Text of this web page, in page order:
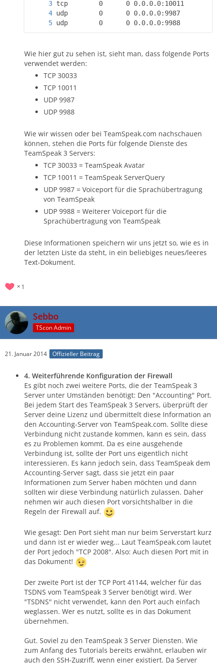
udp        0      0 0.0.0.0:9988
Wie hier gut zu sehen ist, sieht man, dass folgende Ports
verwendet werden:
TCP 30033
TCP 10011
UDP 9987
UDP 9988
Wie wir wissen oder bei TeamSpeak.com nachschauen
können, stehen die Ports für folgende Dienste des
TeamSpeak 3 Servers:
TCP 30033 = TeamSpeak Avatar
TCP 10011 = TeamSpeak ServerQuery
UDP 9987 = Voiceport für die Sprachübertragung
von TeamSpeak
UDP 9988 = Weiterer Voiceport für die
Sprachübertragung von TeamSpeak
Diese Informationen speichern wir uns jetzt so, wie es in
der letzten Liste da steht, in ein beliebiges neues/leeres
Text-Dokument.
1
Sebbo
TScon Admin
21. Januar 2014 Offizieller Beitrag
4. Weiterführende Konfiguration der Firewall
Es gibt noch zwei weitere Ports, die der TeamSpeak 3
Server unter Umständen benötigt: Den "Accounting" Port.
Bei jedem Start des TeamSpeak 3 Servers, überprüft der
Server deine Lizenz und übermittelt diese Information an
den Accounting-Server von TeamSpeak.com. Sollte diese
Verbindung nicht zustande kommen, kann es sein, dass
es zu Problemen kommt. Da es eine ausgehende
Verbindung ist, sollte der Port uns eigentlich nicht
interessieren. Es kann jedoch sein, dass TeamSpeak dem
Accounting-Server sagt, dass sie jetzt ein paar
Informationen zum Server haben möchten und dann
sollten wir diese Verbindung natürlich zulassen. Daher
nehmen wir auch diesen Port vorsichtshalber in die
Regeln der Firewall auf.
Wie gesagt: Den Port sieht man nur beim Serverstart kurz
und dann ist er wieder weg... Laut TeamSpeak.com lautet
der Port jedoch "TCP 2008". Also: Auch diesen Port mit in
das Dokument!
Der zweite Port ist der TCP Port 41144, welcher für das
TSDNS vom TeamSpeak 3 Server benötigt wird. Wer
"TSDNS" nicht verwendet, kann den Port auch einfach
weglassen. Wer es nutzt, sollte es in das Dokument
übernehmen.
Gut. Soviel zu den TeamSpeak 3 Server Diensten. Wie
zum Anfang des Tutorials bereits erwähnt, erlauben wir
auch den SSH-Zugriff, wenn einer existiert. Da Server